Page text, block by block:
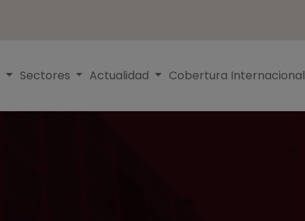
Sectores Actualidad Cobertura Internacional